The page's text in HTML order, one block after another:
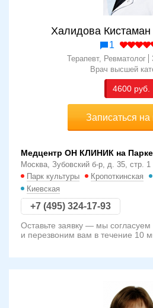
Халидова
1
Терапевт, Ревматолог
Врач высшей
4600
Записаться
Медцентр ОН КЛИНИК на
Москва, Зубовский б-р, д. 35, стр. 1
Парк культуры
Кропоткинская
Киевская
+7 (495) 324-17-93
Оставьте заявку — мы согласуем
и перезвоним вам в течение 10